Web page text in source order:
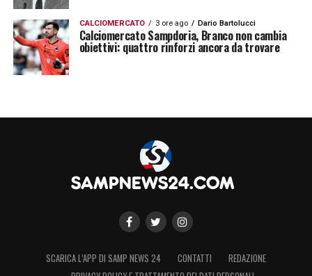
CALCIOMERCATO 3 ore ago Dario Bartolucci
Calciomercato Sampdoria, Branco non cambia
obiettivi: quattro rinforzi ancora da trovare
SCARICA L’APP DI SAMP NEWS 24 CONTATTI
REDAZIONE